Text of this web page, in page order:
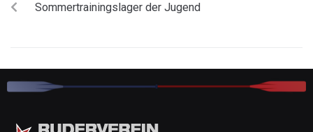
Sommertrainingslager der Jugend